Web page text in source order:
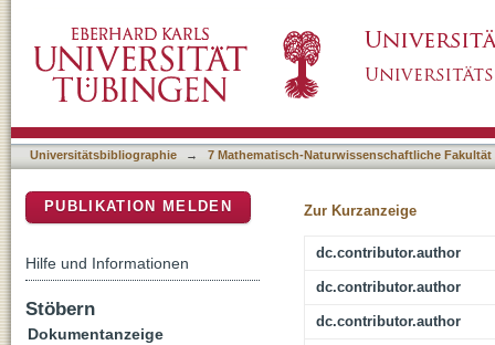
Samos (Greece) and the European record
Universitätsbibliographie → 7 Mathematisch-Naturwissenschaftliche Fakultät
Zur Kurzanzeige
dc.contributor.author
dc.contributor.author
dc.contributor.author
PUBLIKATION MELDEN
Hilfe und Informationen
Stöbern
Dokumentanzeige